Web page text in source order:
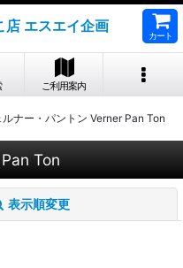
店 エスエイ企画
カート
ご利用案内
ルナー・パントン Verner Pan Ton
Ton
表示順変更